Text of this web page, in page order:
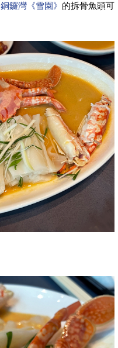
銅鑼灣《雪園》 的拆骨魚頭可